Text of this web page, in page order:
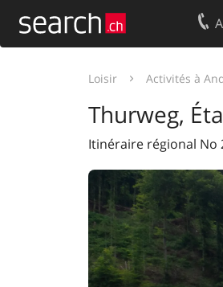
Loisir Activités à
Thurweg,
Itinéraire régional No
Votre inscription
Mentions Légales